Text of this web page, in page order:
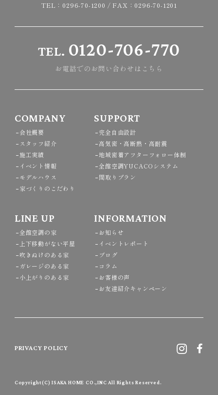
TEL： 0296-70-1200 / FAX：0296-70-1201
TEL. 0120-706-770
お電話でのお問い合わせはこちら
COMPANY
会社概要
スタッフ紹介
施工実績
イベント情報
モデルハウス
家づくりのこだわり
SUPPORT
完全自由設計
高気密・高断熱・高耐震
地域密着アフターフォロー体制
全館空調YUCACOシステム
間取りプラン
LINE UP
全館空調の家
上下移動がない平屋
吹きぬけのある家
ガレージのある家
小上がりのある家
INFORMATION
お知らせ
イベントレポート
ブログ
コラム
お客様の声
お友達紹介キャンペーン
PRIVACY POLICY
Copyright(C) ISAKA HOME CO.,INC All Rights Reserved.